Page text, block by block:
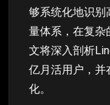
够系统化地识别
量体系，在复杂
文将深入剖析
亿月活用户，并
化。